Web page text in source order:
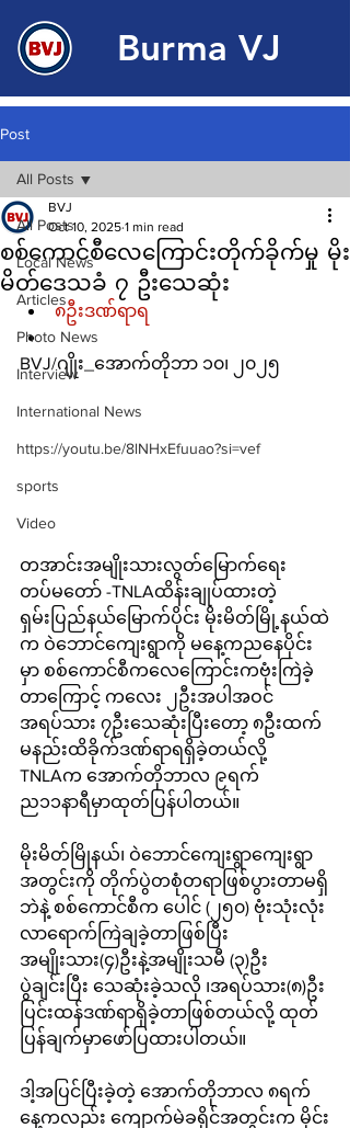
Burma VJ
Post
All Posts
Local News
Articles
Photo News
Interview
International News
https://youtu.be/8lNHxEfuuao?si=vef
sports
Video
All Posts
စစ်ကောင်စီလေကြောင်းတိုက်ခိုက်မှု မိုး
မိတ်ဒေသခံ ၇ ဦးသေဆုံး
BVJ
Oct 10, 2025 1 min read
၈ဦးဒဏ်ရာရ
BVJ/ဂျိုး_အောက်တိုဘာ ၁၀၊ ၂၀၂၅
တအာင်းအမျိုးသားလွတ်မြောက်ရေး
တပ်မတော် -TNLAထိန်းချုပ်ထားတဲ့
ရှမ်းပြည်နယ်မြောက်ပိုင်း မိုးမိတ်မြို့နယ်ထဲ
က ဝဲဘောင်ကျေးရွာကို မနေ့ကညနေပိုင်း
မှာ စစ်ကောင်စီကလေကြောင်းကဗုံးကြဲခဲ့
တာကြောင့် ကလေး ၂ဦးအပါအဝင်
အရပ်သား ၇ဦးသေဆုံးပြီးတော့ ၈ဦးထက်
မနည်းထိခိုက်ဒဏ်ရာရရှိခဲ့တယ်လို့
TNLAက အောက်တိုဘာလ ၉ရက်
ည၁၁နာရီမှာထုတ်ပြန်ပါတယ်။
မိုးမိတ်မြိုနယ်၊ ဝဲဘောင်ကျေးရွာကျေးရွာ
အတွင်းကို တိုက်ပွဲတစုံတရာဖြစ်ပွားတာမရှိ
ဘဲနဲ့ စစ်ကောင်စီက ပေါင် (၂၅၀) ဗုံးသုံးလုံး
လာရောက်ကြဲချခဲ့တာဖြစ်ပြီး
အမျိုးသား(၄)ဦးနဲ့အမျိုးသမီ (၃)ဦး
ပွဲချင်းပြီး သေဆုံးခဲ့သလို ၊အရပ်သား(၈)ဦး
ပြင်းထန်ဒဏ်ရာရှိခဲ့တာဖြစ်တယ်လို့ ထုတ်
ပြန်ချက်မှာဖော်ပြထားပါတယ်။
ဒါ့အပြင်ပြီးခဲ့တဲ့ အောက်တိုဘာလ ၈ရက်
နေ့ကလည်း ကျောက်မဲခရိုင်အတွင်းက မိုင်း